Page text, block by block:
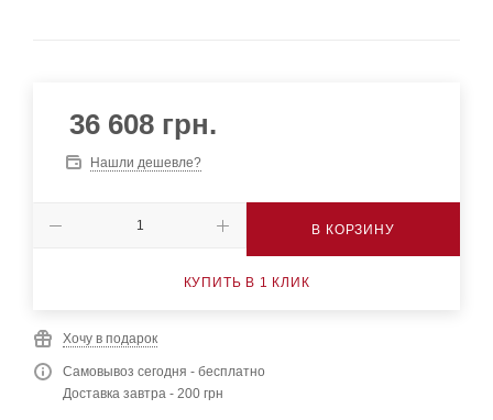
36 608 грн.
Нашли дешевле?
В КОРЗИНУ
КУПИТЬ В 1 КЛИК
Хочу в подарок
Самовывоз сегодня - бесплатно
Доставка завтра - 200 грн